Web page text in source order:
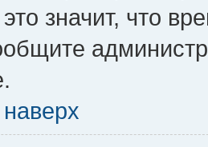
значит, что